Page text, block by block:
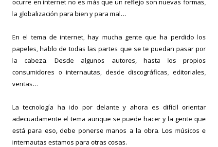
la globalización para bien y para mal…
En el tema de internet, hay mucha gente que ha perdido los
papeles, hablo de todas las partes que se te puedan pasar por
la cabeza. Desde algunos autores, hasta los propios
consumidores o internautas, desde discográficas, editoriales,
ventas…
La tecnología ha ido por delante y ahora es difícil orientar
adecuadamente el tema aunque se puede hacer y la gente que
está para eso, debe ponerse manos a la obra. Los músicos e
internautas estamos para otras cosas.